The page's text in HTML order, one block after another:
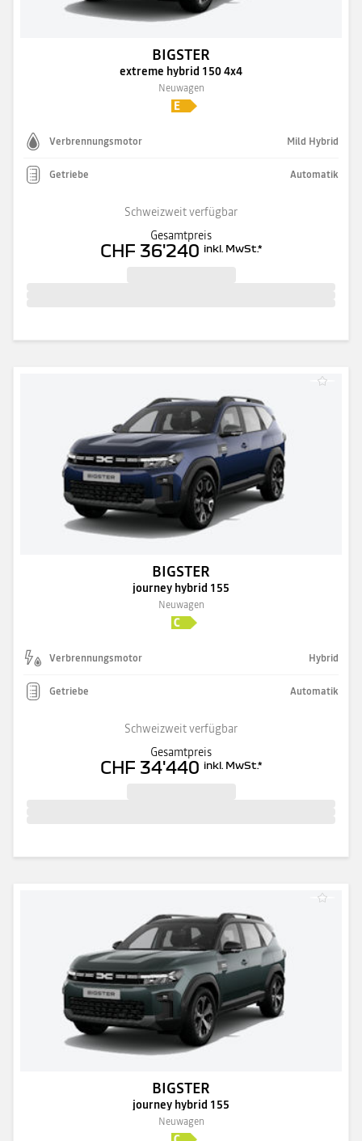
BIGSTER
extreme hybrid 150 4x4
Neuwagen
Verbrennungsmotor Mild Hybrid
Getriebe Automatik
Schweizweit verfügbar
Gesamtpreis
CHF 36'240 inkl. MwSt.*
BIGSTER
journey hybrid 155
Neuwagen
Verbrennungsmotor Hybrid
Getriebe Automatik
Schweizweit verfügbar
Gesamtpreis
CHF 34'440 inkl. MwSt.*
BIGSTER
journey hybrid 155
Neuwagen